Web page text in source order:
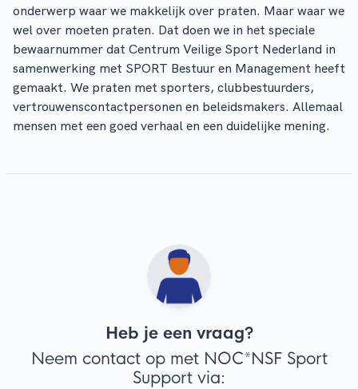
onderwerp waar we makkelijk over praten. Maar waar we
wel over moeten praten. Dat doen we in het speciale
bewaarnummer dat Centrum Veilige Sport Nederland in
samenwerking met SPORT Bestuur en Management heeft
gemaakt. We praten met sporters, clubbestuurders,
vertrouwenscontactpersonen en beleidsmakers. Allemaal
mensen met een goed verhaal en een duidelijke mening.
Heb je een vraag?
Neem contact op met NOC*NSF Sport
Support via: